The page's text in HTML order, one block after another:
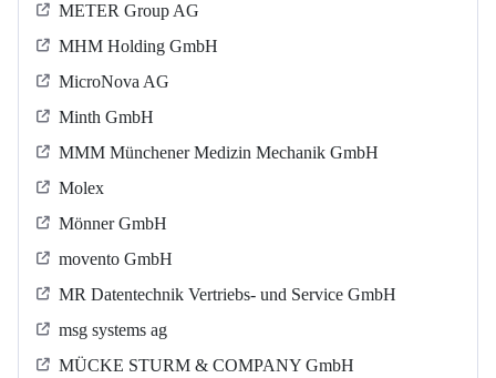
METER Group AG
MHM Holding GmbH
MicroNova AG
Minth GmbH
MMM Münchener Medizin Mechanik GmbH
Molex
Mönner GmbH
movento GmbH
MR Datentechnik Vertriebs- und Service GmbH
msg systems ag
MÜCKE STURM & COMPANY GmbH